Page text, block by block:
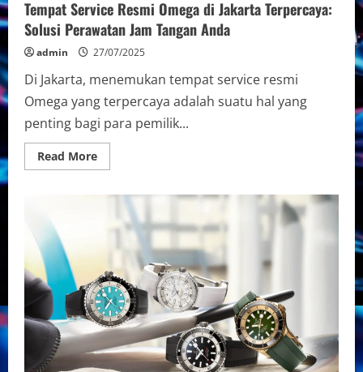
Tempat Service Resmi Omega di Jakarta Terpercaya:
Solusi Perawatan Jam Tangan Anda
admin 27/07/2025
Di Jakarta, menemukan tempat service resmi
Omega yang terpercaya adalah suatu hal yang
penting bagi para pemilik...
Read MoreRead
more
Resmi
Omega
Jakarta
Terpercaya:
Solusi
Perawatan
Jam
Tangan
Anda